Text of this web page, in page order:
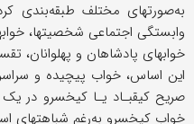
به‌صورتهای مختلف طبقه‌بندی
وابستگی اجتماعی شخصیتها،
خوابهای پادشاهان و پهلوانان،
این اساس، خواب پیچیده و
صریح کیقبـاد یـا کیخسرو در
خواب کیخسرو به‌رغم شباهتهای